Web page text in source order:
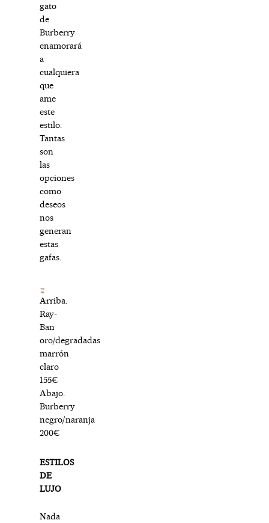
gato
de
Burberry
enamorará
a
cualquiera
que
ame
este
estilo.
Tantas
son
las
opciones
como
deseos
nos
generan
estas
gafas.
Arriba.
Ray-
Ban
oro/degradadas
marrón
claro
155€
Abajo.
Burberry
negro/naranja
200€
ESTILOS
DE
LUJO
Nada